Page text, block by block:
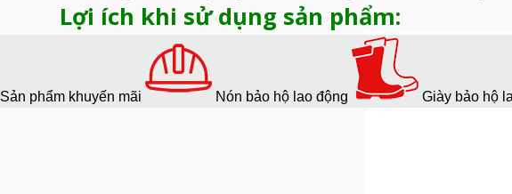
Lợi ích khi sử dụng sản phẩm:
Sản phẩm khuyến mãi Nón bảo hộ lao động Giày bảo hộ